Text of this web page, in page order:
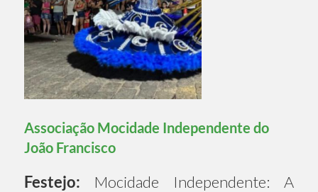
Associação Mocidade Independente do
João Francisco
Festejo: Mocidade Independente: A